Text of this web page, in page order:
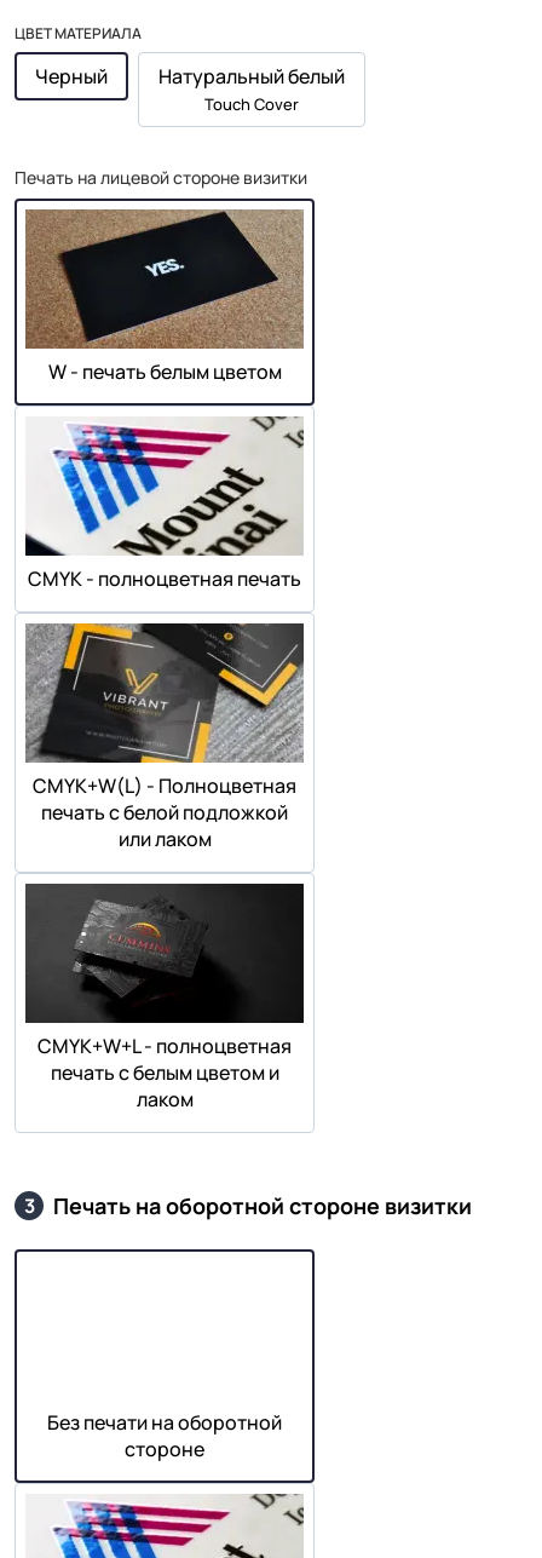
ЦВЕТ МАТЕРИАЛА
Черный Натуральный белый
Touch Cover
Печать на лицевой стороне визитки
W - печать белым цветом
СMYK - полноцветная печать
СMYK+W(L) - Полноцветная
печать с белой подложкой
или лаком
СMYK+W+L - полноцветная
печать с белым цветом и
лаком
3 Печать на оборотной стороне визитки
Без печати на оборотной
стороне